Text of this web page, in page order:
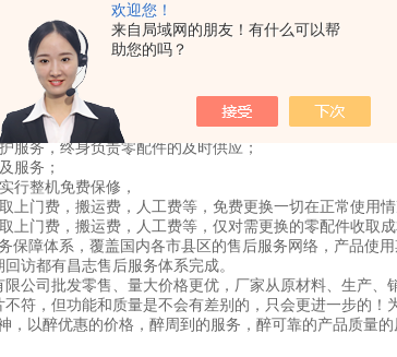
欢迎您！
来自局域网的朋友！有什么可以帮
助您的吗？
具角模剪断装置
：
服务，终身负责零配件的及时供应；
服务；
行整机免费保修，
上门费，搬运费，人工费等，免费更换一切在正常使用情
上门费，搬运费，人工费等，仅对需更换的零配件收取成
保障体系，覆盖国内各市县区的售后服务网络，产品使
访都有昌志售后服务体系完成。
公司批发零售、量大价格更优，厂家从原材料、生产
不符，但功能和质量是不会有差别的，只会更进一步的
，以醉优惠的价格，醉周到的服务，醉可靠的产品质量